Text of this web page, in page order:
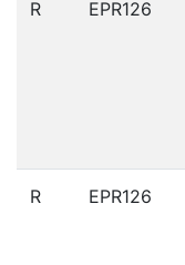
R EPR126
R EPR126